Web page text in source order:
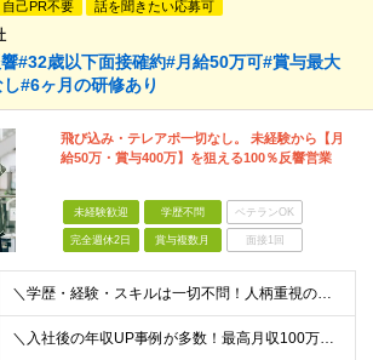
自己PR不要 話を聞きたい応募可
#32歳以下面接確約#月給50万可#賞与最大
#6ヶ月の研修あり
飛び込み・テレアポ一切なし。 未経験から【月
給50万・賞与400万】を狙える100％反響営業
未経験歓迎 学歴不問 ベテランOK
完全週休2日 賞与複数月 面接1回
＼学歴・経験・スキルは一切不問！人柄重視の採用です／ ◆普通自動車運転免許をお持ちの方（AT限定可） ◆32歳以下の方（※若年層のキャリア形成のため） ★【32歳以下の方は全員面接】を確約します！
＼入社後の年収UP事例が多数！最高月収100万円超の先輩も／ 月給28万円〜32万円 ＋ インセンティブ ＋ 賞与（年2回） ＋ 各種手当 ※前職の給与や経験・スキル・ポテンシャルを最大限考慮の上、決